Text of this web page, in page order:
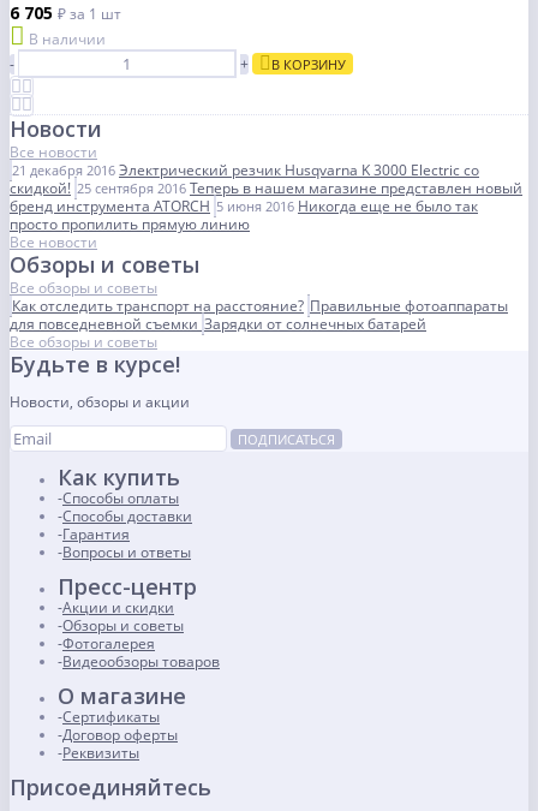
6 705 ₽за 1 шт
В наличии
-
+ В КОРЗИНУ
Новости
Все новости
21 декабря 2016 Электрический резчик Husqvarna K 3000 Electric со
скидкой! 25 сентября 2016 Теперь в нашем магазине представлен новый
бренд инструмента ATORCH 5 июня 2016 Никогда еще не было так
просто пропилить прямую линию
Все новости
Обзоры и советы
Все обзоры и советы
Как отследить транспорт на расстояние? Правильные фотоаппараты
для повседневной съемки Зарядки от солнечных батарей
Все обзоры и советы
Будьте в курсе!
Новости, обзоры и акции
ПОДПИСАТЬСЯ
Как купить
Способы оплаты
Способы доставки
Гарантия
Вопросы и ответы
Пресс-центр
Акции и скидки
Обзоры и советы
Фотогалерея
Видеообзоры товаров
О магазине
Сертификаты
Договор оферты
Реквизиты
Присоединяйтесь